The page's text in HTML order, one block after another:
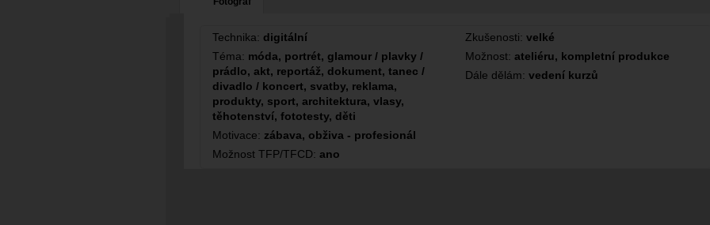
Technika: digitální
Téma: móda, portrét, glamour / plavky /
prádlo, akt, reportáž, dokument, tanec /
divadlo / koncert, svatby, reklama,
produkty, sport, architektura, vlasy,
těhotenství, fototesty, děti
Motivace: zábava, obživa - profesionál
Možnost TFP/TFCD: ano
Zkušenosti:velké
Možnost:ateliéru, kompletní produkce
Dále dělám:vedení kurzů